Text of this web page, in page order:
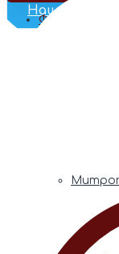
Наш
Фонди